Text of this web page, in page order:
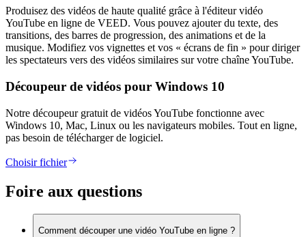
Produisez des vidéos de haute qualité grâce à l'éditeur vidéo
YouTube en ligne de VEED. Vous pouvez ajouter du texte, des
transitions, des barres de progression, des animations et de la
musique. Modifiez vos vignettes et vos « écrans de fin » pour diriger
les spectateurs vers des vidéos similaires sur votre chaîne YouTube.
Découpeur de vidéos pour Windows 10
Notre découpeur gratuit de vidéos YouTube fonctionne avec
Windows 10, Mac, Linux ou les navigateurs mobiles. Tout en ligne,
pas besoin de télécharger de logiciel.
Choisir fichier
Foire aux questions
Comment découper une vidéo YouTube en ligne ?